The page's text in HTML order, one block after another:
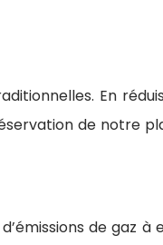
En
de notre
de gaz à